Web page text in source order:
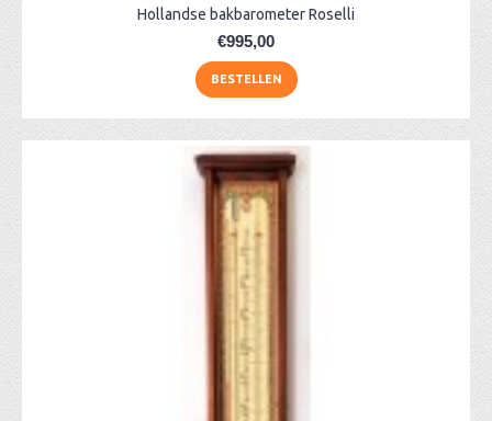
Hollandse bakbarometer Roselli
€995,00
BESTELLEN